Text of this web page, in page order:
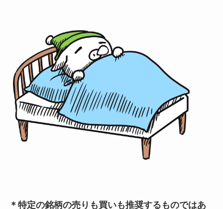
＊特定の銘柄の売りも買いも推奨するものではあ